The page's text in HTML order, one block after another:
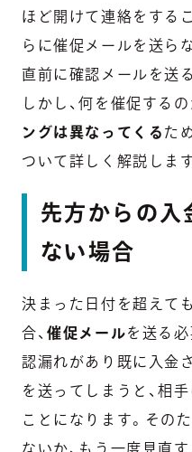
ほど開けて連絡をする
らに催促メールを送ら
直前に確認メールを送る
しかし、何を催促する
ングは異なってくる た
ついて詳しく解説します
先方からの入
ない場合
決まった日付を超えて
合、催促メールを送る必
認漏れがあり既に入金
を送ってしまうと、相
ことになります。そのた
ないか、もう一度見直す